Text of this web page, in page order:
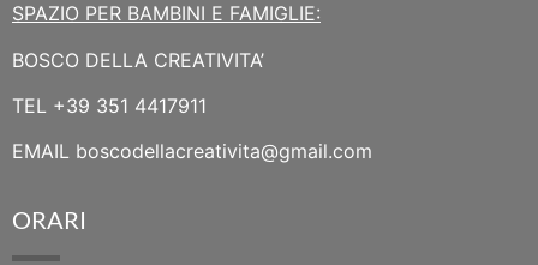
SPAZIO PER BAMBINI E FAMIGLIE:
BOSCO DELLA CREATIVITA’
TEL +39 351 4417911
EMAIL boscodellacreativita@gmail.com
ORARI